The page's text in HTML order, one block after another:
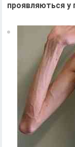
проявляються у